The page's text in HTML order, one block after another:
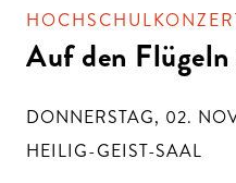
Auf den
DONNERSTAG, 02.
HEILIG-GEIST-SAAL